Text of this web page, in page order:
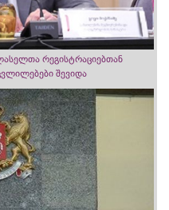
რეგისტრაციებთან
შევიდა